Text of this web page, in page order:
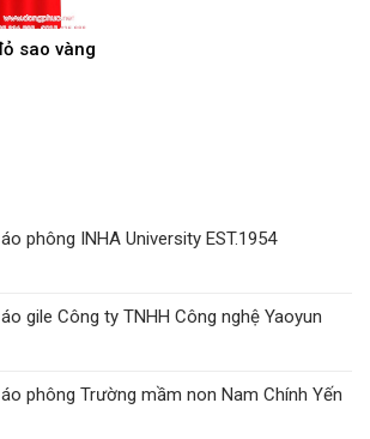
sao vàng
phông INHA University EST.1954
gile Công ty TNHH Công nghệ Yaoyun
phông Trường mầm non Nam Chính Yến